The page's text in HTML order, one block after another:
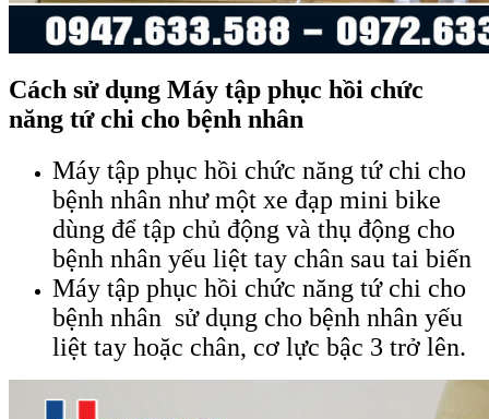
Cách sử dụng Máy tập phục hồi chức
năng tứ chi cho bệnh nhân
Máy tập phục hồi chức năng tứ chi cho
bệnh nhân như một xe đạp mini bike
dùng để tập chủ động và thụ động cho
bệnh nhân yếu liệt tay chân sau tai biến
Máy tập phục hồi chức năng tứ chi cho
bệnh nhân sử dụng cho bệnh nhân yếu
liệt tay hoặc chân, cơ lực bậc 3 trở lên.